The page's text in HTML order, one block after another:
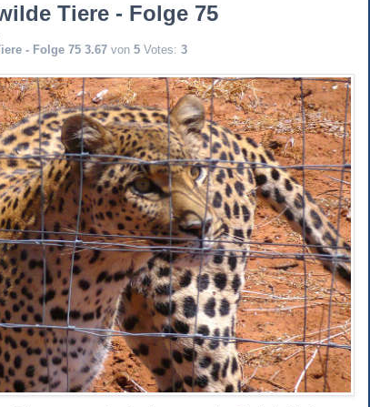
Tiere - Folge 75
- Folge 75 3.67 von 5 Votes: 3